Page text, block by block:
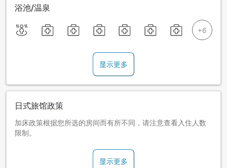
浴池/温泉
显示更多
日式旅馆政策
加床政策根据您所选的房间而有所不同，请注意查看入住人数
限制。
显示更多